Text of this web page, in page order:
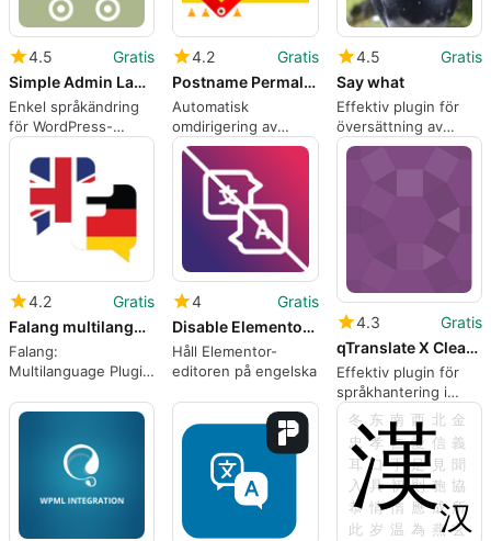
4.5
Gratis
Simple Admin Language Change
Enkel språkändring
för WordPress-
administratörer
4.2
Gratis
Postname Permalink Auto Redirect
Automatisk
omdirigering av
permalänkar
4.5
Gratis
Say what
Effektiv plugin för
översättning av
texter
4.2
Gratis
Falang multilanguage for WordPress
Falang:
Multilanguage Plugin
4
Gratis
Disable Elementor Editor Translation
Håll Elementor-
editoren på engelska
4.3
Gratis
qTranslate X Cleanup and WPML Import
Effektiv plugin för
språkhantering i
WordPress